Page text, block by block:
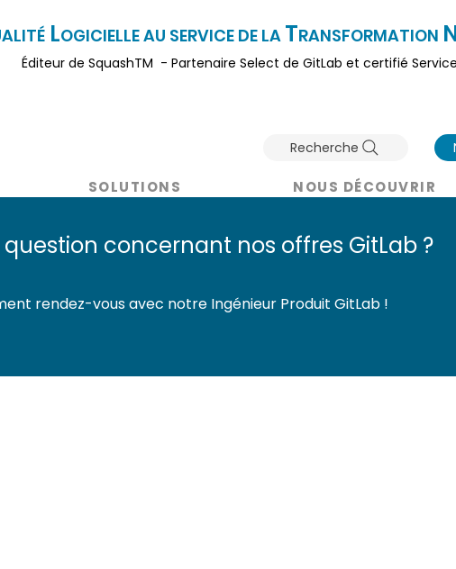
LOGICIELLE AU SERVICE DE LA TRANSFORMATION
Éditeur de SquashTM - Partenaire Select de GitLab et certifié Serv
Recherche
SOLUTIONS NOUS DÉCOUVRIR
question concernant nos offres GitLab?
rendez-vous avec notre Ingénieur Produit GitLab !